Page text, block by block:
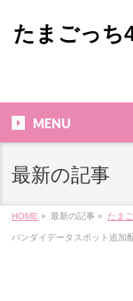
たまごっち
MENU
最新の記事
HOME » 最新の記事 » たま
バンダイデータスポット追加